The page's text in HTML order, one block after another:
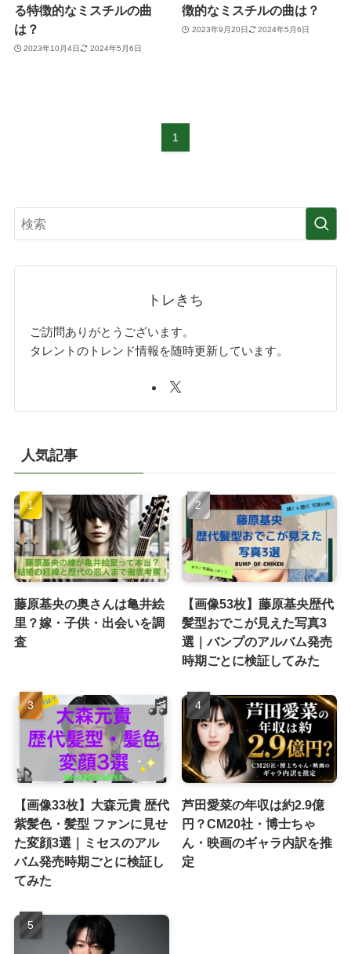
る特徴的なミスチルの曲
は？
2023年10月4日 2024年5月6日
徴的なミスチルの曲は？
2023年9月20日 2024年5月6日
1
トレきち
ご訪問ありがとうございます。
タレントのトレンド情報を随時更新しています。
人気記事
藤原基央の奥さんは亀井絵
里？嫁・子供・出会いを調
査
【画像53枚】藤原基央歴代
髪型おでこが見えた写真3
選｜バンプのアルバム発売
時期ごとに検証してみた
【画像33枚】大森元貴 歴代
紫髪色・髪型 ファンに見せ
た変顔3選｜ミセスのアル
バム発売時期ごとに検証し
てみた
芦田愛菜の年収は約2.9億
円？CM20社・博士ちゃ
ん・映画のギャラ内訳を推
定